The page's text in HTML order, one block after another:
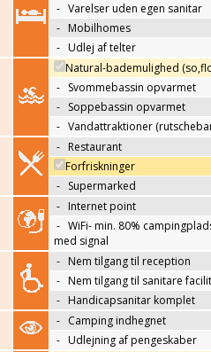
- Varelser uden egen sanitar
- Mobilhomes
- Udlej af telter
Natural-bademulighed
- Svommebassin opvarmet
- Soppebassin opvarmet
- Vandattraktioner
- Restaurant
Forfriskninger
- Supermarked
- Internet point
- WiFi- min. 80%
med signal
- Nem tilgang til reception
- Nem tilgang til sanitare
- Handicapsanitar komplet
- Camping indhegnet
- Udlejning af pengeskaber